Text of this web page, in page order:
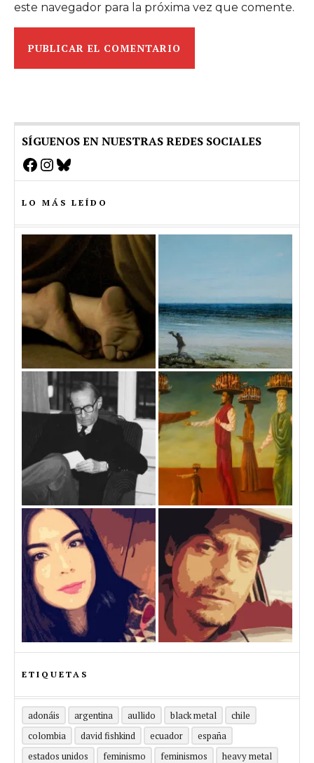
este navegador para la próxima vez que comente.
SÍGUENOS EN NUESTRAS REDES SOCIALES
Facebook
Instagram
Bluesky
LO MÁS LEÍDO
ETIQUETAS
adonáis argentina aullido black metal
chile
colombia
david fishkind ecuador
españa
estados unidos
feminismo feminismos
heavy metal